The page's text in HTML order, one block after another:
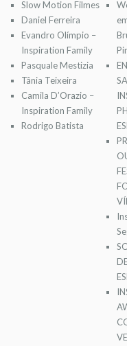
Slow Motion Filmes
Daniel Ferreira
Evandro Olímpio –
Inspiration Family
Pasquale Mestizia
Tânia Teixeira
Camila D’Orazio –
Inspiration Family
Rodrigo Batista